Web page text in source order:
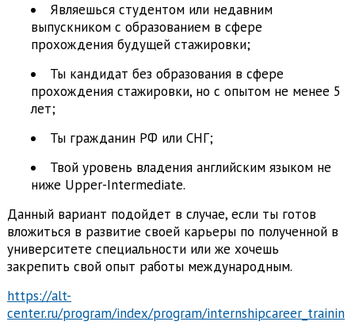
Являешься студентом или недавним
выпускником с образованием в сфере
прохождения будущей стажировки;
Ты кандидат без образования в сфере
прохождения стажировки, но с опытом не менее 5
лет;
Ты гражданин РФ или СНГ;
Твой уровень владения английским языком не
ниже Upper-Intermediate.
Данный вариант подойдет в случае, если ты готов
вложиться в развитие своей карьеры по полученной в
университете специальности или же хочешь
закрепить свой опыт работы международным.
https://alt-
center.ru/program/index/program/